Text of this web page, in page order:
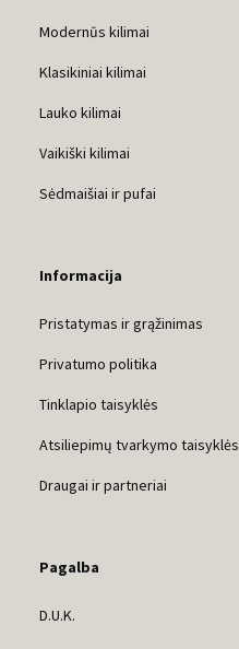
Modernūs kilimai
Klasikiniai kilimai
Lauko kilimai
Vaikiški kilimai
Sėdmaišiai ir pufai
Informacija
Pristatymas ir grąžinimas
Privatumo politika
Tinklapio taisyklės
Atsiliepimų tvarkymo taisyklės
Draugai ir partneriai
Pagalba
D.U.K.